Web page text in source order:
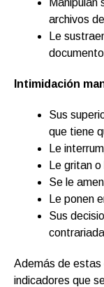
archivos
Le
Intimidación
Sus
que tiene
Le
Le gritan
Se le
Le ponen
Sus
Además de
indicadores que